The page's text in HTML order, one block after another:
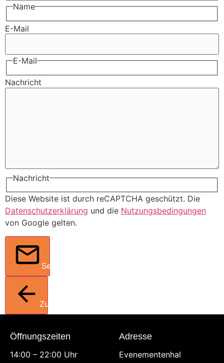
Name
E-Mail
E-Mail
Nachricht
Nachricht
Diese Website ist durch reCAPTCHA geschützt. Die
Datenschutzerklärung und die Nutzungsbedingungen
von Google gelten.
Senden
Zurück
Öffnungszeiten
14:00 – 22:00 Uhr
Adresse
Evenementenhal